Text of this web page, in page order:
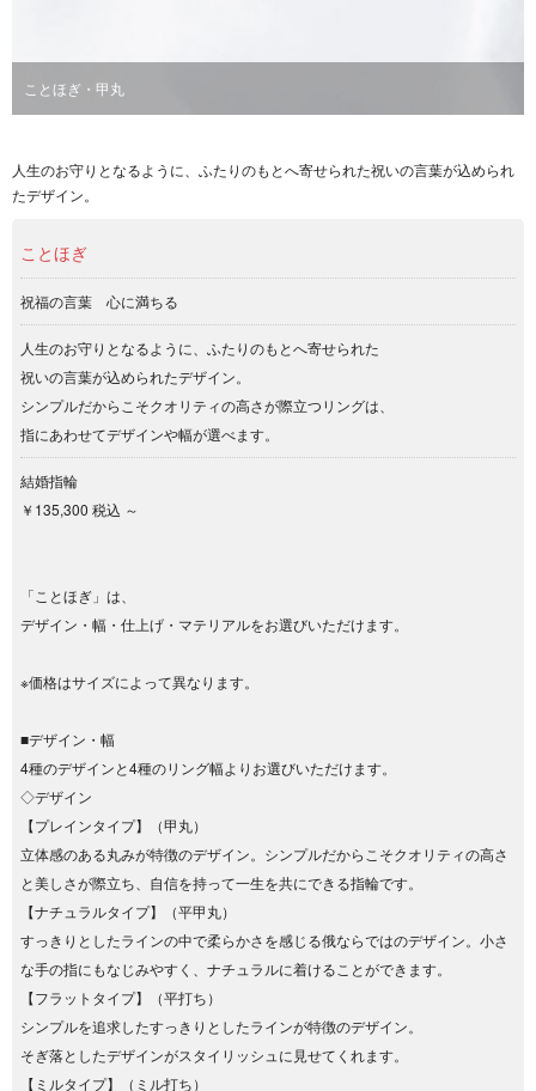
ことほぎ・甲丸
人生のお守りとなるように、ふたりのもとへ寄せられた祝いの言葉が込められ
たデザイン。
ことほぎ
祝福の言葉 心に満ちる
人生のお守りとなるように、ふたりのもとへ寄せられた
祝いの言葉が込められたデザイン。
シンプルだからこそクオリティの高さが際立つリングは、
指にあわせてデザインや幅が選べます。
結婚指輪
￥135,300 税込 ～
「ことほぎ」は、
デザイン・幅・仕上げ・マテリアルをお選びいただけます。
※価格はサイズによって異なります。
■デザイン・幅
4種のデザインと4種のリング幅よりお選びいただけます。
◇デザイン
【プレインタイプ】（甲丸）
立体感のある丸みが特徴のデザイン。シンプルだからこそクオリティの高さ
と美しさが際立ち、自信を持って一生を共にできる指輪です。
【ナチュラルタイプ】（平甲丸）
すっきりとしたラインの中で柔らかさを感じる俄ならではのデザイン。小さ
な手の指にもなじみやすく、ナチュラルに着けることができます。
【フラットタイプ】（平打ち）
シンプルを追求したすっきりとしたラインが特徴のデザイン。
そぎ落としたデザインがスタイリッシュに見せてくれます。
【ミルタイプ】（ミル打ち）